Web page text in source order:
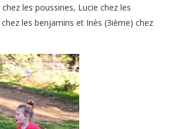
les poussines, Lucie chez les
les benjamins et Inès (3ième) chez